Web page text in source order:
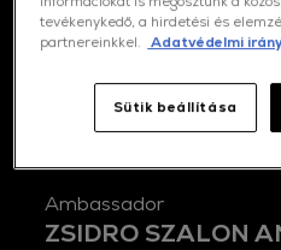
ambassador
ZSIDRO SZALON
tevékenykedő, a hirdetési és
partnereinkkel.
Adatvédelmi
Sütik beállítása